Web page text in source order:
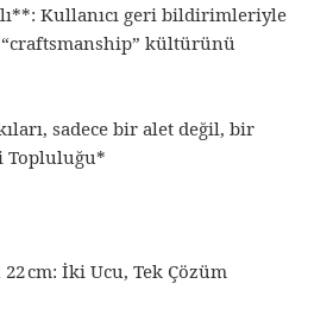
Kullanıcı geri bildirimleriyle
kültürünü
sadece bir alet değil, bir
Topluluğu*
cm: İki Ucu, Tek Çözüm